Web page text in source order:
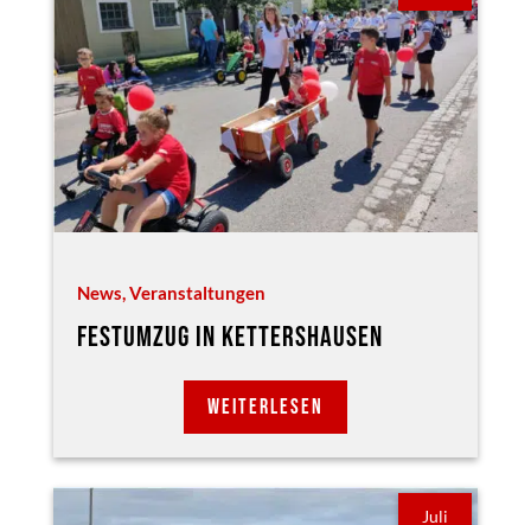
News,Veranstaltungen
FESTUMZUG IN KETTERSHAUSEN
WEITERLESEN
Juli